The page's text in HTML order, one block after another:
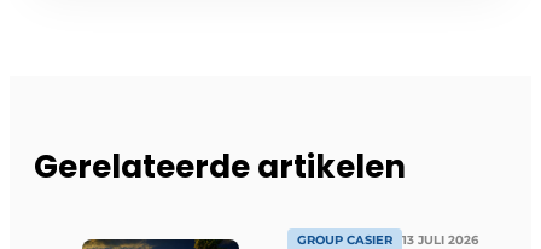
Gerelateerde artikelen
GROUP CASIER 13 JULI 2026